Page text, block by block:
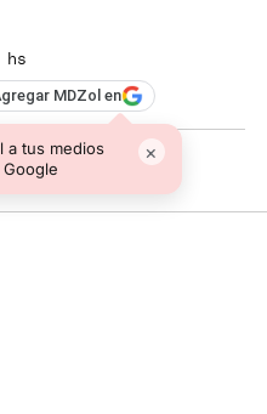
hs
MDZol en
a tus medios
×
en el país.